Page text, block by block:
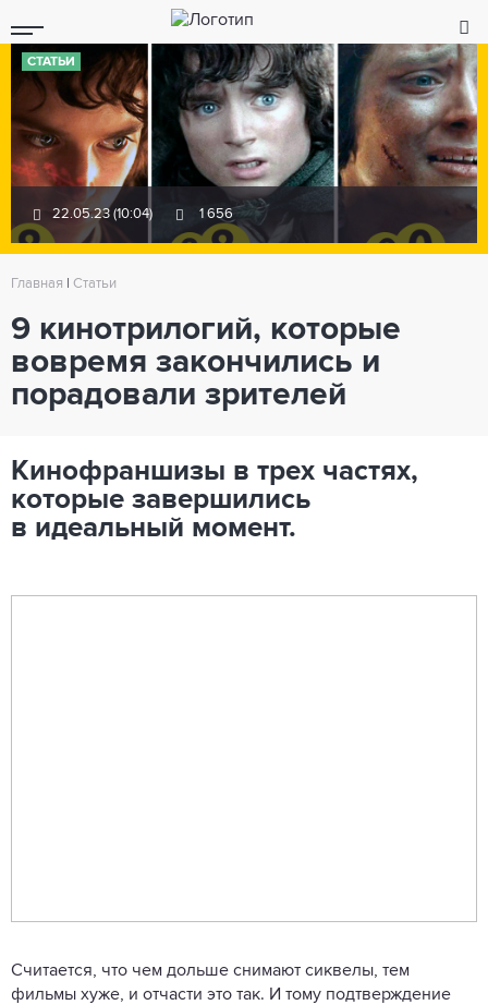
СТАТЬИ
22.05.23 (10:04) 1 656
Главная Статьи
9 кинотрилогий, которые
вовремя закончились и
порадовали зрителей
Кинофраншизы в трех частях,
которые завершились
в идеальный момент.
Считается, что чем дольше снимают сиквелы, тем
фильмы хуже, и отчасти это так. И тому подтверждение